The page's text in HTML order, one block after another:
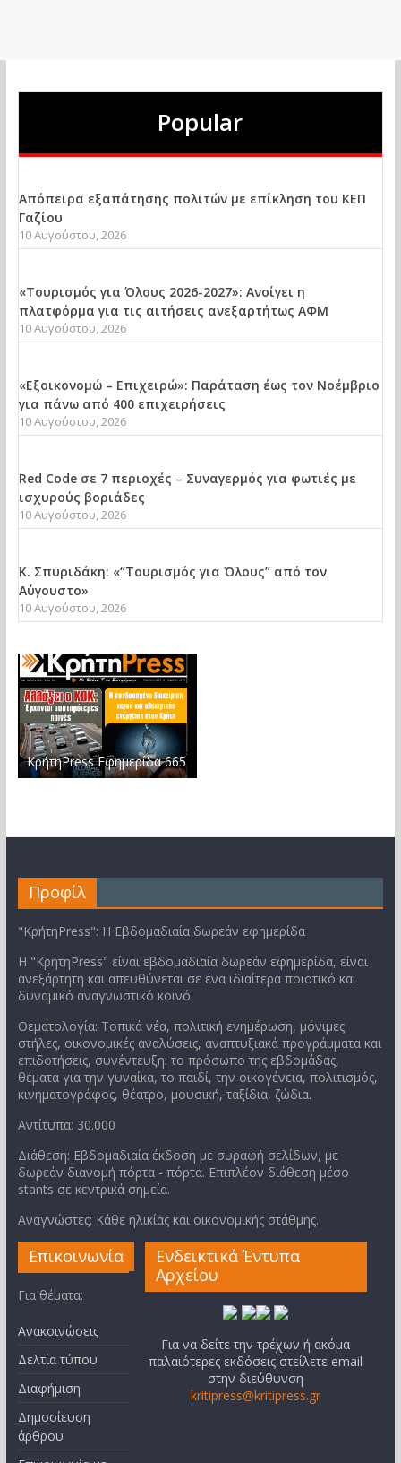
Popular
Απόπειρα εξαπάτησης πολιτών με επίκληση του ΚΕΠ
Γαζίου
10 Αυγούστου, 2026
«Τουρισμός για Όλους 2026-2027»: Ανοίγει η
πλατφόρμα για τις αιτήσεις ανεξαρτήτως ΑΦΜ
10 Αυγούστου, 2026
«Εξοικονομώ – Επιχειρώ»: Παράταση έως τον Νοέμβριο
για πάνω από 400 επιχειρήσεις
10 Αυγούστου, 2026
Red Code σε 7 περιοχές – Συναγερμός για φωτιές με
ισχυρούς βοριάδες
10 Αυγούστου, 2026
Κ. Σπυριδάκη: «“Τουρισμός για Όλους” από τον
Αύγουστο»
10 Αυγούστου, 2026
ΚρήτηPress Εφημερίδα 665
Προφίλ
"ΚρήτηPress": Η Εβδομαδιαία δωρεάν εφημερίδα
Η "ΚρήτηPress" είναι εβδομαδιαία δωρεάν εφημερίδα, είναι
ανεξάρτητη και απευθύνεται σε ένα ιδιαίτερα ποιοτικό και
δυναμικό αναγνωστικό κοινό.
Θεματολογία: Τοπικά νέα, πολιτική ενημέρωση, μόνιμες
στήλες, οικονομικές αναλύσεις, αναπτυξιακά προγράμματα και
επιδοτήσεις, συνέντευξη: το πρόσωπο της εβδομάδας,
θέματα για την γυναίκα, το παιδί, την οικογένεια, πολιτισμός,
κινηματογράφος, θέατρο, μουσική, ταξίδια, ζώδια.
Αντίτυπα: 30.000
Διάθεση: Εβδομαδιαία έκδοση με συραφή σελίδων, με
δωρεάν διανομή πόρτα - πόρτα. Επιπλέον διάθεση μέσο
stants σε κεντρικά σημεία.
Αναγνώστες: Κάθε ηλικίας και οικονομικής στάθμης.
Επικοινωνία
Για θέματα:
Ανακοινώσεις
Δελτία τύπου
Διαφήμιση
Δημοσίευση
άρθρου
Ενδεικτικά Έντυπα
Αρχείου
Για να δείτε την τρέχων ή ακόμα
παλαιότερες εκδόσεις στείλετε email
στην διεύθυνση
kritipress@kritipress.gr